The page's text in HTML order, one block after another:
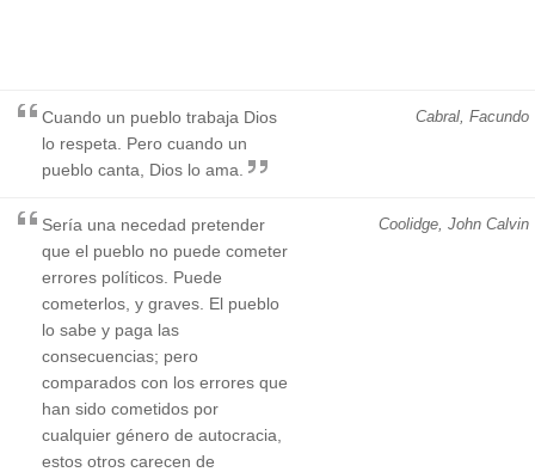
Cabral, Facundo
Cuando un pueblo trabaja Dios
lo respeta. Pero cuando un
pueblo canta, Dios lo ama.
Coolidge, John Calvin
Sería una necedad pretender
que el pueblo no puede cometer
errores políticos. Puede
cometerlos, y graves. El pueblo
lo sabe y paga las
consecuencias; pero
comparados con los errores que
han sido cometidos por
cualquier género de autocracia,
estos otros carecen de